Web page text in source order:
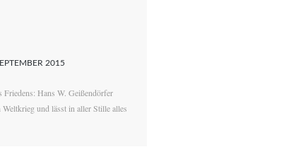
2015
Friedens: Hans W. Geißendörfer
Weltkrieg und lässt in aller Stille alles